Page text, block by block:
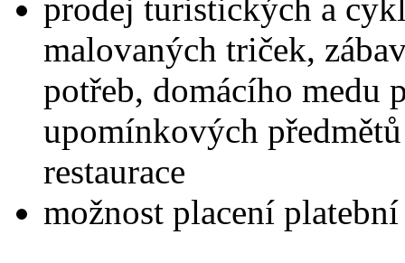
prodej turistických a
malovaných triček,
potřeb, domácího medu
upomínkových
restaurace
možnost placení